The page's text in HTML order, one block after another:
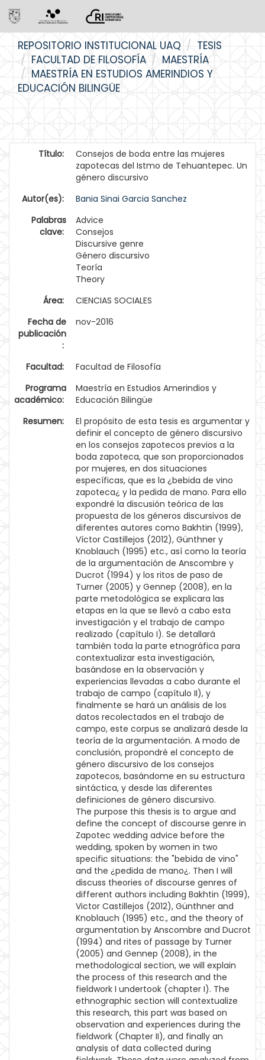
navigation
REPOSITORIO INSTITUCIONAL UAQ
TESIS
FACULTAD DE FILOSOFÍA
MAESTRÍA
MAESTRÍA EN ESTUDIOS AMERINDIOS Y
EDUCACIÓN BILINGÜE
Título:
Consejos de boda entre las mujeres
zapotecas del Istmo de Tehuantepec. Un
género discursivo
Autor(es):
Bania Sinai Garcia Sanchez
Palabras
clave:
Advice
Consejos
Discursive genre
Género discursivo
Teoría
Theory
Área:
CIENCIAS SOCIALES
Fecha de
publicación
:
nov-2016
Facultad:
Facultad de Filosofía
Programa
académico:
Maestría en Estudios Amerindios y
Educación Bilingüe
Resumen:
El propósito de esta tesis es argumentar y
definir el concepto de género discursivo
en los consejos zapotecos previos a la
boda zapoteca, que son proporcionados
por mujeres, en dos situaciones
específicas, que es la ¿bebida de vino
zapoteca¿ y la pedida de mano. Para ello
expondré la discusión teórica de las
propuesta de los géneros discursivos de
diferentes autores como Bakhtin (1999),
Víctor Castillejos (2012), Günthner y
Knoblauch (1995) etc., así como la teoría
de la argumentación de Anscombre y
Ducrot (1994) y los ritos de paso de
Turner (2005) y Gennep (2008), en la
parte metodológica se explicara las
etapas en la que se llevó a cabo esta
investigación y el trabajo de campo
realizado (capítulo I). Se detallará
también toda la parte etnográfica para
contextualizar esta investigación,
basándose en la observación y
experiencias llevadas a cabo durante el
trabajo de campo (capítulo II), y
finalmente se hará un análisis de los
datos recolectados en el trabajo de
campo, este corpus se analizará desde la
teoría de la argumentación. A modo de
conclusión, propondré el concepto de
género discursivo de los consejos
zapotecos, basándome en su estructura
sintáctica, y desde las diferentes
definiciones de género discursivo.
The purpose this thesis is to argue and
define the concept of discourse genre in
Zapotec wedding advice before the
wedding, spoken by women in two
specific situations: the "bebida de vino"
and the ¿pedida de mano¿. Then I will
discuss theories of discourse genres of
different authors including Bakhtin (1999),
Victor Castillejos (2012), Günthner and
Knoblauch (1995) etc., and the theory of
argumentation by Anscombre and Ducrot
(1994) and rites of passage by Turner
(2005) and Gennep (2008), in the
methodological section, we will explain
the process of this research and the
fieldwork I undertook (chapter I). The
ethnographic section will contextualize
this research, this part was based on
observation and experiences during the
fieldwork (Chapter II), and finally an
analysis of data collected during